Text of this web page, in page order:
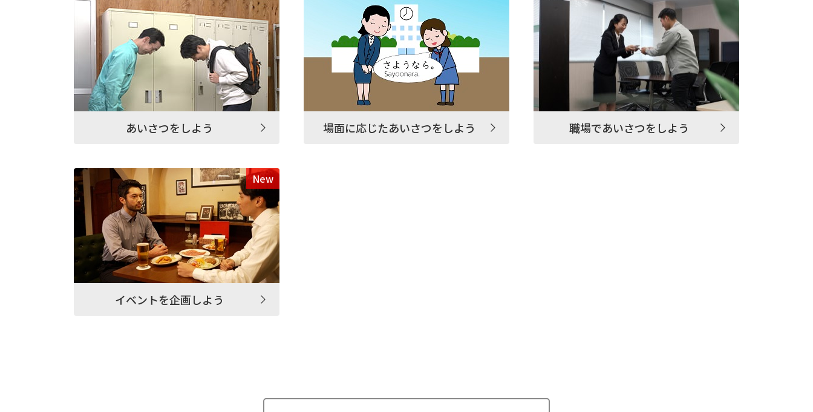
あいさつをしよう 場面に応じたあいさつをしよう 職場であいさつをしよう
New
イベントを企画しよう